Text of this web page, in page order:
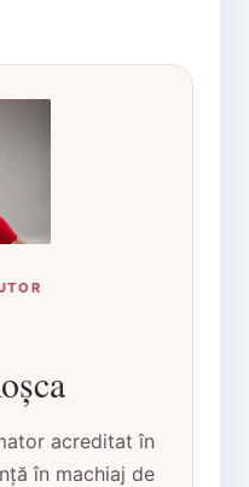
acreditat în
în machiaj de